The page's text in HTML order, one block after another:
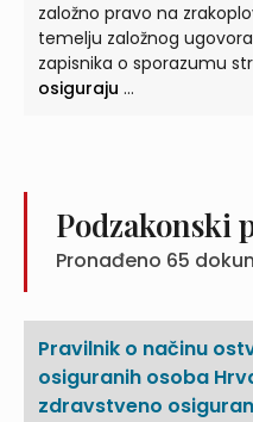
založno pravo na
temelju založnog
zapisnika o sporazumu
osiguraju ...
Podzakonski
Pronađeno 65
Pravilnik o načinu
osiguranih osoba
zdravstveno